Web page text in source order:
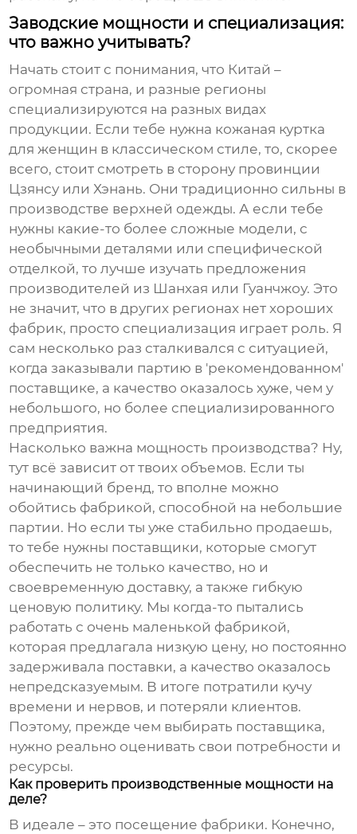
Заводские мощности и специализация:
что важно учитывать?
Начать стоит с понимания, что Китай –
огромная страна, и разные регионы
специализируются на разных видах
продукции. Если тебе нужна кожаная куртка
для женщин в классическом стиле, то, скорее
всего, стоит смотреть в сторону провинции
Цзянсу или Хэнань. Они традиционно сильны в
производстве верхней одежды. А если тебе
нужны какие-то более сложные модели, с
необычными деталями или специфической
отделкой, то лучше изучать предложения
производителей из Шанхая или Гуанчжоу. Это
не значит, что в других регионах нет хороших
фабрик, просто специализация играет роль. Я
сам несколько раз сталкивался с ситуацией,
когда заказывали партию в 'рекомендованном'
поставщике, а качество оказалось хуже, чем у
небольшого, но более специализированного
предприятия.
Насколько важна мощность производства? Ну,
тут всё зависит от твоих объемов. Если ты
начинающий бренд, то вполне можно
обойтись фабрикой, способной на небольшие
партии. Но если ты уже стабильно продаешь,
то тебе нужны поставщики, которые смогут
обеспечить не только качество, но и
своевременную доставку, а также гибкую
ценовую политику. Мы когда-то пытались
работать с очень маленькой фабрикой,
которая предлагала низкую цену, но постоянно
задерживала поставки, а качество оказалось
непредсказуемым. В итоге потратили кучу
времени и нервов, и потеряли клиентов.
Поэтому, прежде чем выбирать поставщика,
нужно реально оценивать свои потребности и
ресурсы.
Как проверить производственные мощности на
деле?
В идеале – это посещение фабрики. Конечно,